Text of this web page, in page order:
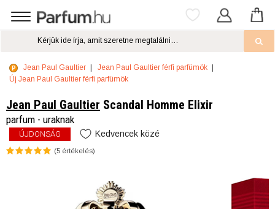
Jean Paul Gaultier
Jean Paul Gaultier férfi parfümök
Új Jean Paul Gaultier férfi parfümök
Jean Paul Gaultier Scandal Homme Elixir
parfum - uraknak
ÚJDONSÁG Kedvencek közé
(5 értékelés)